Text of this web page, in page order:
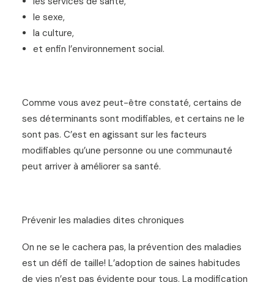
le sexe,
la culture,
et enfin l’environnement social.
Comme vous avez peut-être constaté, certains de
ses déterminants sont modifiables, et certains ne le
sont pas. C’est en agissant sur les facteurs
modifiables qu’une personne ou une communauté
peut arriver à améliorer sa santé.
Prévenir les maladies dites chroniques
On ne se le cachera pas, la prévention des maladies
est un défi de taille! L’adoption de saines habitudes
de vies n’est pas évidente pour tous. La modification